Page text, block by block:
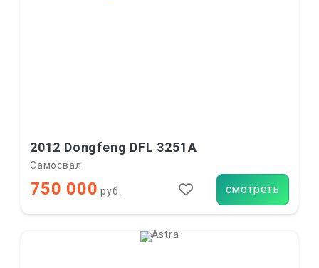
2012 Dongfeng DFL 3251A
Самосвал
750 000 руб. смотреть